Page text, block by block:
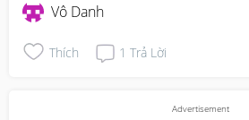
Vô Danh
Thích 1 Trả Lời